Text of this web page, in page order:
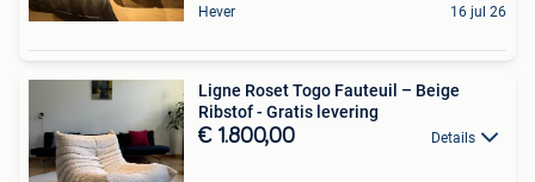
Hever 16 jul 26
Ligne Roset Togo Fauteuil – Beige
Ribstof - Gratis levering
€ 1.800,00 Details